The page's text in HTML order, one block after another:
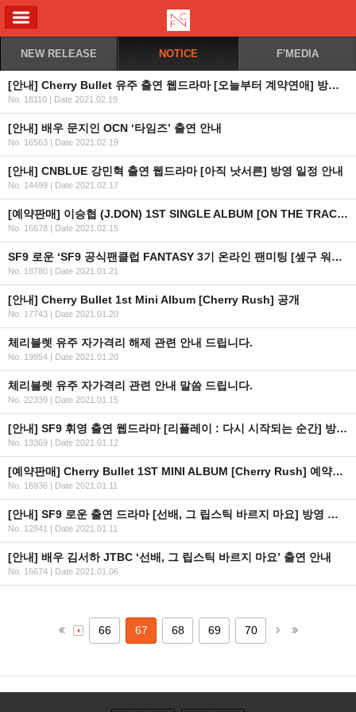
NEW RELEASE NOTICE F'MEDIA
[안내] Cherry Bullet 유주 출연 웹드라마 [오늘부터 계약연애] 방영 일정 안내
No. 18110 | Date 2021.02.19
[안내] 배우 문지인 OCN ‘타임즈’ 출연 안내
No. 16563 | Date 2021.02.19
[안내] CNBLUE 강민혁 출연 웹드라마 [아직 낫서른] 방영 일정 안내
No. 14499 | Date 2021.02.17
[예약판매] 이승협 (J.DON) 1ST SINGLE ALBUM [ON THE TRACK] 예약 판매 안내
No. 16678 | Date 2021.02.15
SF9 로운 ‘SF9 공식팬클럽 FANTASY 3기 온라인 팬미팅 [셒구 워크숍]’ 관련 안내
No. 18780 | Date 2021.01.21
[안내] Cherry Bullet 1st Mini Album [Cherry Rush] 공개
No. 17743 | Date 2021.01.20
체리블렛 유주 자가격리 해제 관련 안내 드립니다.
No. 19854 | Date 2021.01.20
체리블렛 유주 자가격리 관련 안내 말씀 드립니다.
No. 22339 | Date 2021.01.15
[안내] SF9 휘영 출연 웹드라마 [리플레이 : 다시 시작되는 순간] 방영 일정 안내
No. 13369 | Date 2021.01.12
[예약판매] Cherry Bullet 1ST MINI ALBUM [Cherry Rush] 예약판매 안내
No. 16936 | Date 2021.01.11
[안내] SF9 로운 출연 드라마 [선배, 그 립스틱 바르지 마요] 방영 일정 안내
No. 12841 | Date 2021.01.11
[안내] 배우 김서하 JTBC ‘선배, 그 립스틱 바르지 마요’ 출연 안내
No. 16674 | Date 2021.01.06
66 67 68 69 70